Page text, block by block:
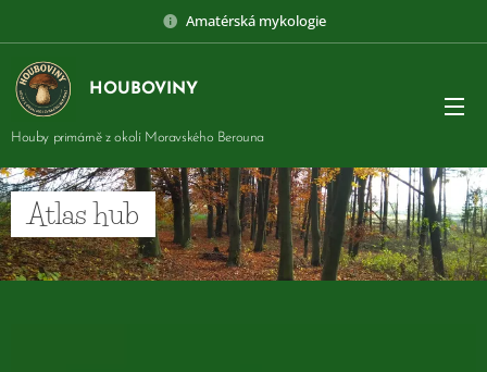
Amatérská mykologie
HOUBOVINY
Houby primárně z okolí Moravského Berouna
Atlas hub